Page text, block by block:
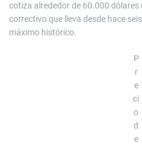
cotiza alrededor de 60.000 dólares
correctivo que lleva desde hace
máximo histórico.
P
r
e
ci
o
d
e